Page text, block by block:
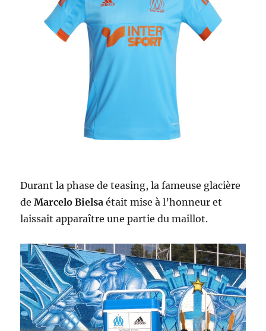
Durant la phase de teasing, la fameuse glacière
deMarcelo Bielsa était mise à l’honneur et
laissait apparaître une partie du maillot.